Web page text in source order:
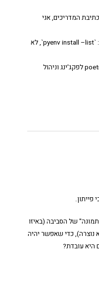
המדריכים, אני
יש טעות קטנה, הפקודה הנכונה היא: `pyenv install –list`, לא
בנוסף, אני ממליץ לך לכתוב גם על poetry לפקג'ינג וניהול
פייתון.
של הסביבה (באיזו
נוצרה), כדי שאפשר יהיה
היא עובדת?